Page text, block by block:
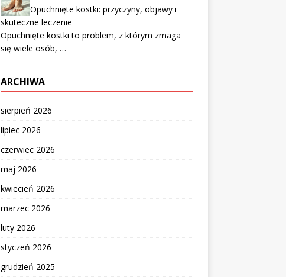
Opuchnięte kostki: przyczyny, objawy i
skuteczne leczenie
Opuchnięte kostki to problem, z którym zmaga
się wiele osób, …
ARCHIWA
sierpień 2026
lipiec 2026
czerwiec 2026
maj 2026
kwiecień 2026
marzec 2026
luty 2026
styczeń 2026
grudzień 2025